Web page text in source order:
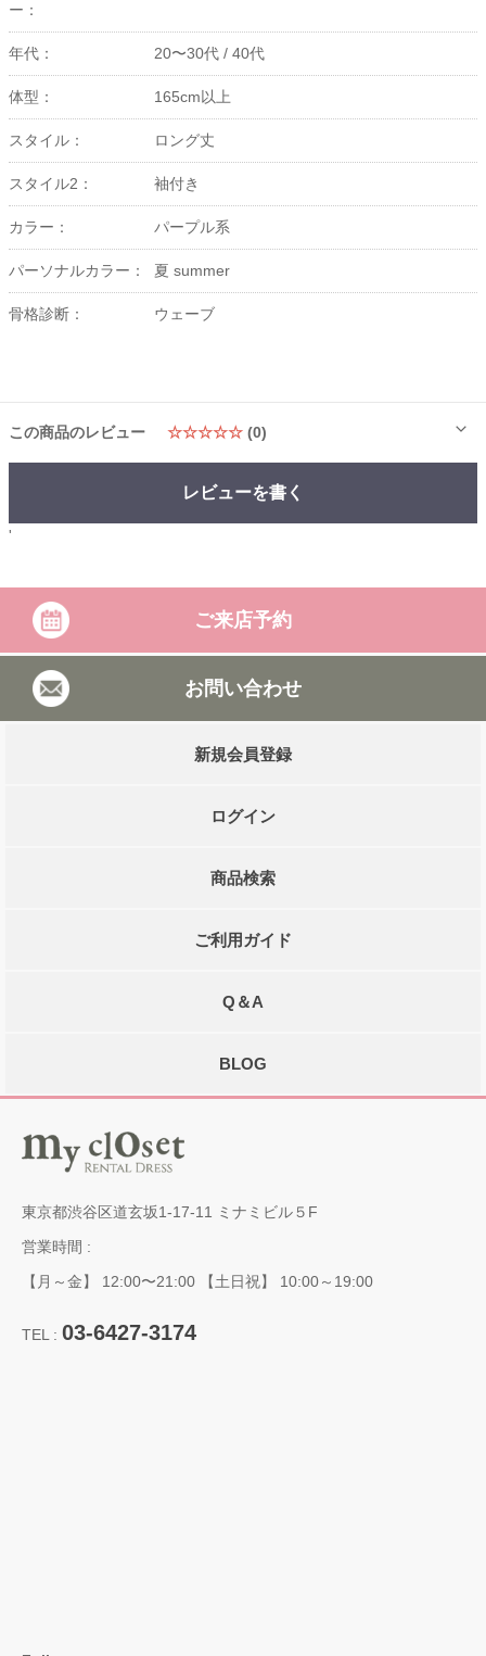
ー：
年代： 20〜30代 / 40代
体型： 165cm以上
スタイル： ロング丈
スタイル2： 袖付き
カラー： パープル系
パーソナルカラー： 夏 summer
骨格診断： ウェーブ
この商品のレビュー ☆☆☆☆☆ (0)
レビューを書く
'
ご来店予約
お問い合わせ
新規会員登録
ログイン
商品検索
ご利用ガイド
Q＆A
BLOG
東京都渋谷区道玄坂1-17-11 ミナミビル５F
営業時間 :
【月～金】 12:00〜21:00 【土日祝】 10:00～19:00
TEL : 03-6427-3174